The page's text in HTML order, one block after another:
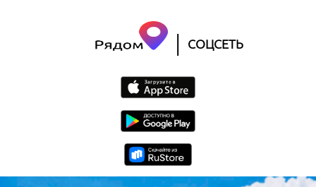
| СОЦСЕТЬ